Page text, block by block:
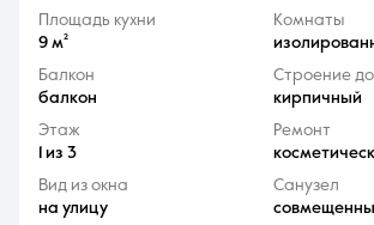
Площадь кухни
9 м²
Комнаты
Балкон
балкон
Строение
кирпичный
Этаж
1 из 3
Ремонт
Вид из окна
на улицу
Санузел